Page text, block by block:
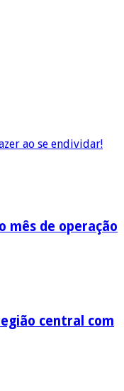
ao se endividar!
mês de operação
central com